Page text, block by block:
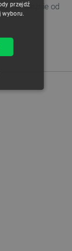
niezależnie od
przejdź
wyboru.